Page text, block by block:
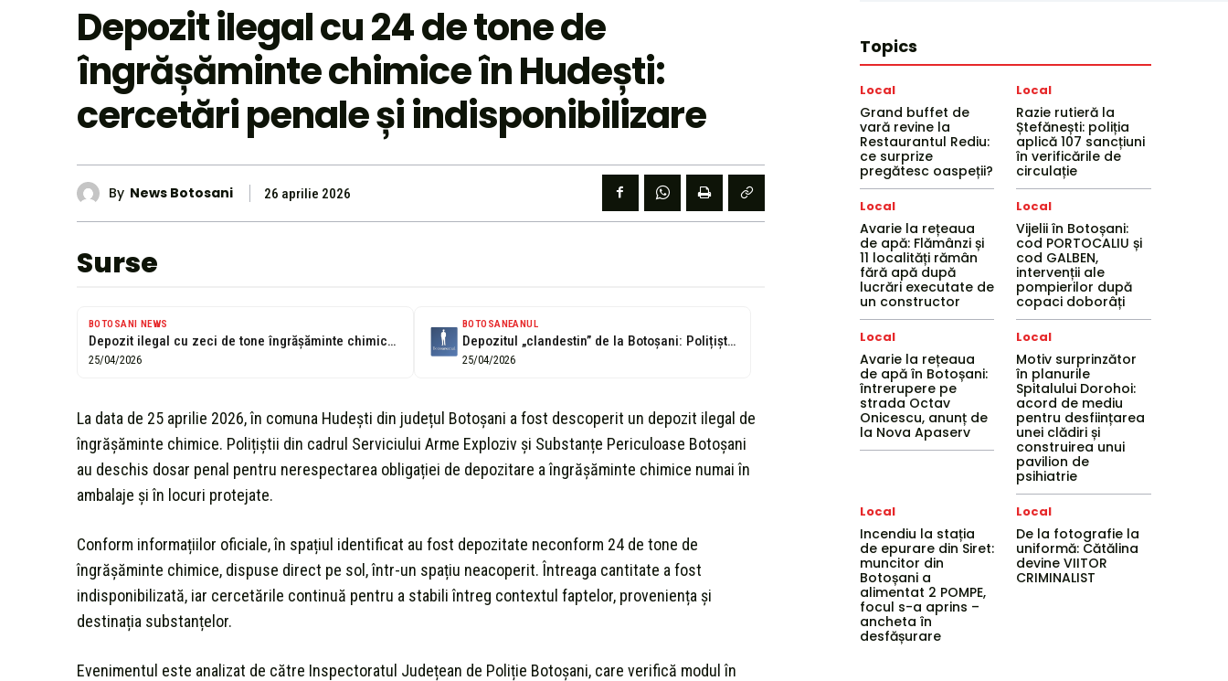
Depozit ilegal cu 24 de tone de
îngrășăminte chimice în Hudești:
cercetări penale și indisponibilizare
By News Botosani 26 aprilie 2026
Surse
BOTOSANI NEWS
Depozit ilegal cu zeci de tone îngrășăminte chimice într-o comună din Botoșani....
25/04/2026
BOTOSANEANUL
Depozitul „clandestin” de la Botoșani: Polițiștii chemați de urgență
25/04/2026
La data de 25 aprilie 2026, în comuna Hudești din județul Botoșani a fost descoperit un depozit ilegal de
îngrășăminte chimice. Polițiștii din cadrul Serviciului Arme Exploziv și Substanțe Periculoase Botoșani
au deschis dosar penal pentru nerespectarea obligației de depozitare a îngrășăminte chimice numai în
ambalaje și în locuri protejate.
Conform informațiilor oficiale, în spațiul identificat au fost depozitate neconform 24 de tone de
îngrășăminte chimice, dispuse direct pe sol, într-un spațiu neacoperit. Întreaga cantitate a fost
indisponibilizată, iar cercetările continuă pentru a stabili întreg contextul faptelor, proveniența și
destinația substanțelor.
Evenimentul este analizat de către Inspectoratul Județean de Poliție Botoșani, care verifică modul în
Topics
Local
Grand buffet de
vară revine la
Restaurantul Rediu:
ce surprize
pregătesc oaspeții?
Local
Razie rutieră la
Ștefănești: poliția
aplică 107 sancțiuni
în verificările de
circulație
Local
Avarie la rețeaua
de apă: Flămânzi și
11 localități rămân
fără apă după
lucrări executate de
un constructor
Local
Vijelii în Botoșani:
cod PORTOCALIU și
cod GALBEN,
intervenții ale
pompierilor după
copaci doborâți
Local
Avarie la rețeaua
de apă în Botoșani:
întrerupere pe
strada Octav
Onicescu, anunț de
la Nova Apaserv
Local
Motiv surprinzător
în planurile
Spitalului Dorohoi:
acord de mediu
pentru desființarea
unei clădiri și
construirea unui
pavilion de
psihiatrie
Local
Incendiu la stația
de epurare din Siret:
muncitor din
Botoșani a
alimentat 2 POMPE,
focul s-a aprins –
ancheta în
desfășurare
Local
De la fotografie la
uniformă: Cătălina
devine VIITOR
CRIMINALIST